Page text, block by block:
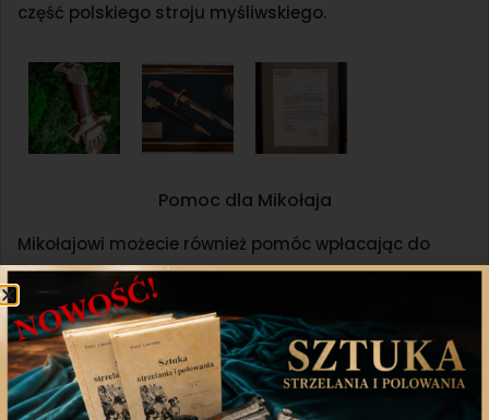
część polskiego stroju myśliwskiego.
Pomoc dla Mikołaja
Mikołajowi możecie również pomóc wpłacając do
16.01.2021r. środki na leczenie pod poniższym linkiem:
Pomoc dla Mikołaja
Udostępnij Twitter